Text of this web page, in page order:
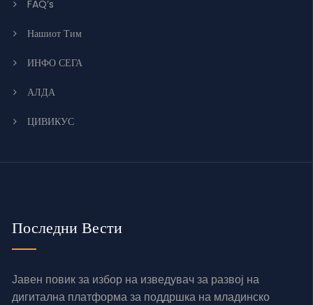
FAQ’s
Нашиот Тим
ИНФО СЕГА
АЛДА
ЦИВИКУС
Последни Вести
Јавен повик за избор на изведувач за развој на
дигитална платформа за поддршка на младинско